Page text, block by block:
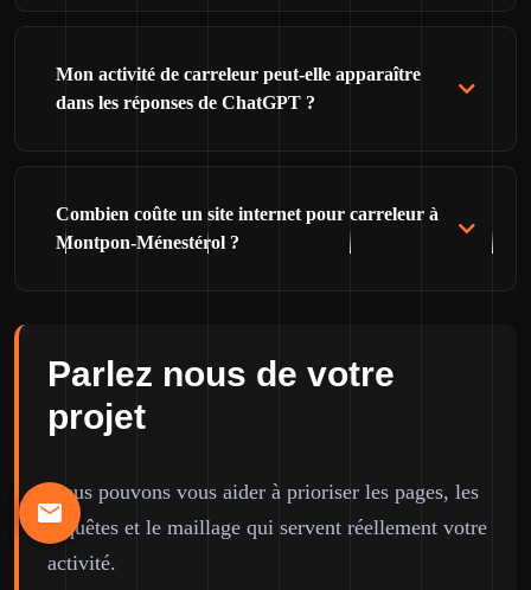
Mon activité de carreleur peut-elle apparaître
dans les réponses de ChatGPT ?
Combien coûte un site internet pour carreleur à
Montpon-Ménestérol ?
Parlez nous de votre
projet
Nous pouvons vous aider à prioriser les pages, les
requêtes et le maillage qui servent réellement votre
activité.